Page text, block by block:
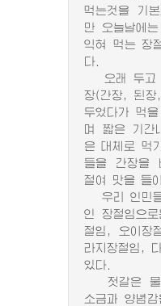
먹는것을 기
만 오늘날에
익혀 먹는 장
다.
오래 두고
장(간장, 된
두었다가 먹
며 짧은 기간
은 대체로 먹
들을 간장을
절여 맛을 들
우리 인민들
인 장절임으
절임, 오이장
라지장절임,
있다.
젓갈은 물
소금과 양념